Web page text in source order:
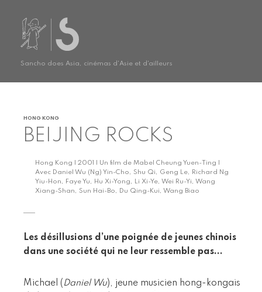
Sancho does Asia, cinémas d'Asie et d'ailleurs
HONG KONG
BEIJING ROCKS
Hong Kong | 2001 | Un film de Mabel Cheung Yuen-Ting |
Avec Daniel Wu (Ng) Yin-Cho, Shu Qi, Geng Le, Richard Ng
Yiu-Hon, Faye Yu, Hu Xi-Yong, Li Xi-Ye, Wei Ru-Yi, Wang
Xiang-Shan, Sun Hai-Bo, Du Qing-Kui, Wang Biao
Les désillusions d’une poignée de jeunes chinois
dans une société qui ne leur ressemble pas...
Michael ( Daniel Wu), jeune musicien hong-kongais